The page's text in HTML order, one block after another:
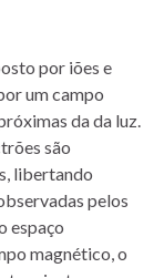
por iões e
um campo
da da luz.
são
libertando
pelos
espaço
magnético, o